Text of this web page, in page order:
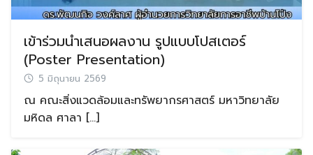
เข้าร่วมนำเสนอผลงาน รูปแบบโปสเตอร์
(Poster Presentation)
5 มิถุนายน 2569
ณ คณะสิ่งแวดล้อมและทรัพยากรศาสตร์ มหาวิทยาลัย
มหิดล ศาลา […]